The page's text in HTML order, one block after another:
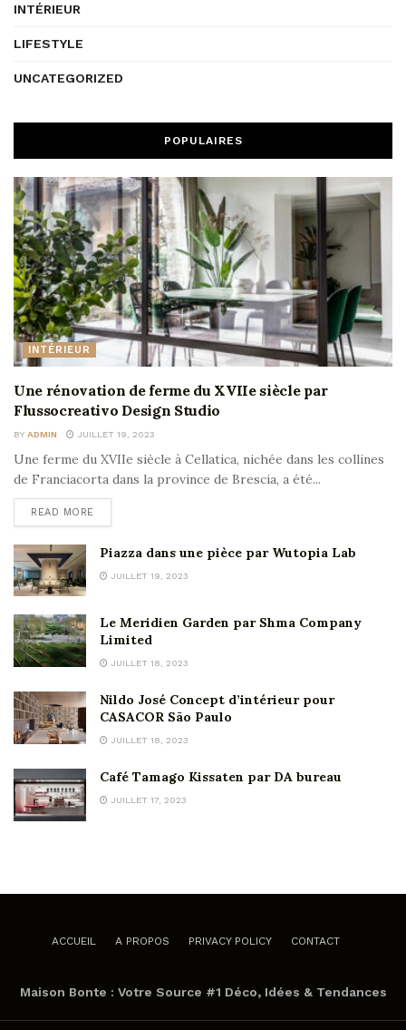
INTÉRIEUR
LIFESTYLE
UNCATEGORIZED
POPULAIRES
INTÉRIEUR
Une rénovation de ferme du XVIIe siècle par
Flussocreativo Design Studio
BY ADMIN JUILLET 19, 2023
Une ferme du XVIIe siècle à Cellatica, nichée dans les collines
de Franciacorta dans la province de Brescia, a été...
READ MORE
Piazza dans une pièce par Wutopia Lab
JUILLET 19, 2023
Le Meridien Garden par Shma Company
Limited
JUILLET 18, 2023
Nildo José Concept d’intérieur pour
CASACOR São Paulo
JUILLET 18, 2023
Café Tamago Kissaten par DA bureau
JUILLET 17, 2023
ACCUEIL A PROPOS PRIVACY POLICY CONTACT
Maison Bonte : Votre Source #1 Déco, Idées & Tendances